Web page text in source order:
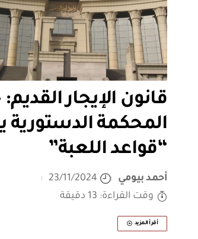
قانون الإيجار
المحكمة الدستورية
“قواعد اللعبة”
أحمد بيومي
23/11/2024
وقت القراءة: 13 دقيقة
أقرأ المزيد